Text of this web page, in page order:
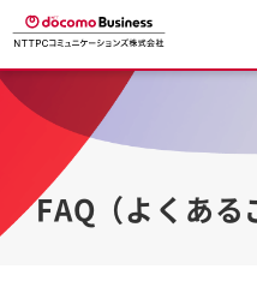
FAQ（よくある